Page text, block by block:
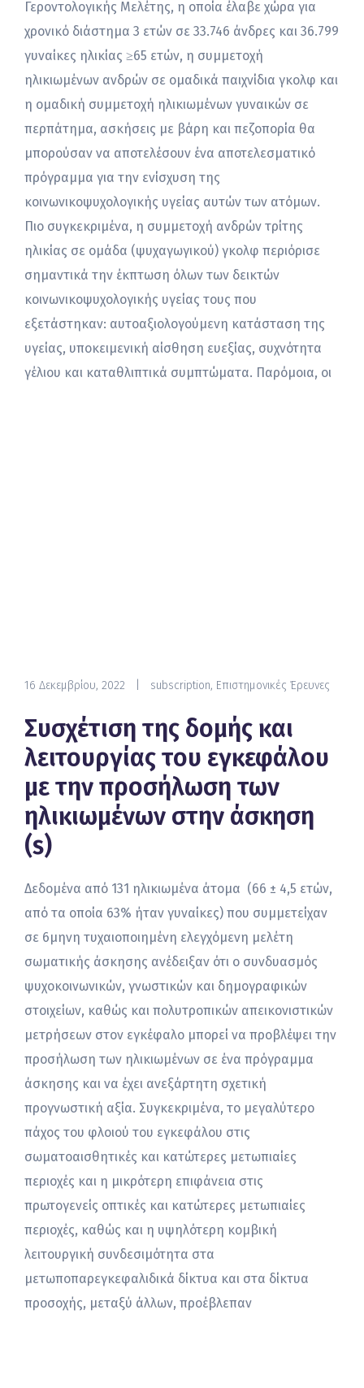
Γεροντολογικής Μελέτης, η οποία έλαβε χώρα για
χρονικό διάστημα 3 ετών σε 33.746 άνδρες και 36.799
γυναίκες ηλικίας ≥65 ετών, η συμμετοχή
ηλικιωμένων ανδρών σε ομαδικά παιχνίδια γκολφ και
η ομαδική συμμετοχή ηλικιωμένων γυναικών σε
περπάτημα, ασκήσεις με βάρη και πεζοπορία θα
μπορούσαν να αποτελέσουν ένα αποτελεσματικό
πρόγραμμα για την ενίσχυση της
κοινωνικοψυχολογικής υγείας αυτών των ατόμων.
Πιο συγκεκριμένα, η συμμετοχή ανδρών τρίτης
ηλικίας σε ομάδα (ψυχαγωγικού) γκολφ περιόρισε
σημαντικά την έκπτωση όλων των δεικτών
κοινωνικοψυχολογικής υγείας τους που
εξετάστηκαν: αυτοαξιολογούμενη κατάσταση της
υγείας, υποκειμενική αίσθηση ευεξίας, συχνότητα
γέλιου και καταθλιπτικά συμπτώματα. Παρόμοια, οι
16 Δεκεμβρίου, 2022 subscription, Επιστημονικές Έρευνες
Συσχέτιση της δομής και
λειτουργίας του εγκεφάλου
με την προσήλωση των
ηλικιωμένων στην άσκηση
(s)
Δεδομένα από 131 ηλικιωμένα άτομα (66 ± 4,5 ετών,
από τα οποία 63% ήταν γυναίκες) που συμμετείχαν
σε 6μηνη τυχαιοποιημένη ελεγχόμενη μελέτη
σωματικής άσκησης ανέδειξαν ότι ο συνδυασμός
ψυχοκοινωνικών, γνωστικών και δημογραφικών
στοιχείων, καθώς και πολυτροπικών απεικονιστικών
μετρήσεων στον εγκέφαλο μπορεί να προβλέψει την
προσήλωση των ηλικιωμένων σε ένα πρόγραμμα
άσκησης και να έχει ανεξάρτητη σχετική
προγνωστική αξία. Συγκεκριμένα, το μεγαλύτερο
πάχος του φλοιού του εγκεφάλου στις
σωματοαισθητικές και κατώτερες μετωπιαίες
περιοχές και η μικρότερη επιφάνεια στις
πρωτογενείς οπτικές και κατώτερες μετωπιαίες
περιοχές, καθώς και η υψηλότερη κομβική
λειτουργική συνδεσιμότητα στα
μετωποπαρεγκεφαλιδικά δίκτυα και στα δίκτυα
προσοχής, μεταξύ άλλων, προέβλεπαν